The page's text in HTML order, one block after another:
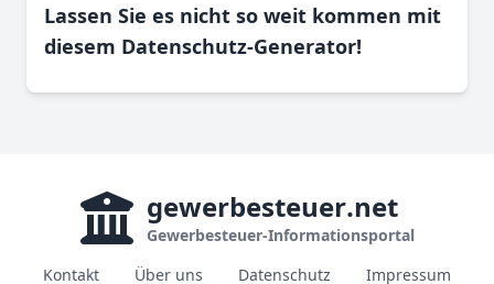
Lassen Sie es nicht so weit kommen mit
diesem Datenschutz-Generator!
gewerbesteuer.net
Gewerbesteuer-Informationsportal
Kontakt
Über uns Datenschutz Impressum